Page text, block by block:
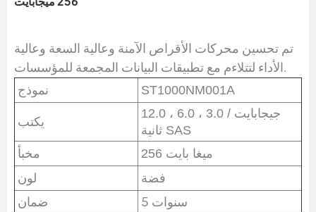
تم تحسين محركات الأقراص الآمنة وعالية السعة وعالية
الأداء لتتلاءم مع تطبيقات البيانات المجمعة للمؤسسات.
نموذج ST1000NM001A
يكتب
12.0 ، 6.0 ، 3.0 جيجابايت /
ثانية SAS
مخبأ
256 ميغا بايت
لون
فضة
ضمان 5 سنوات